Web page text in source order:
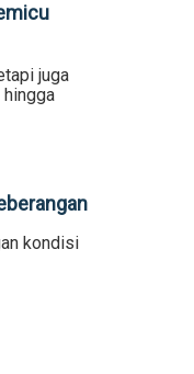
juga
hingga
kondisi